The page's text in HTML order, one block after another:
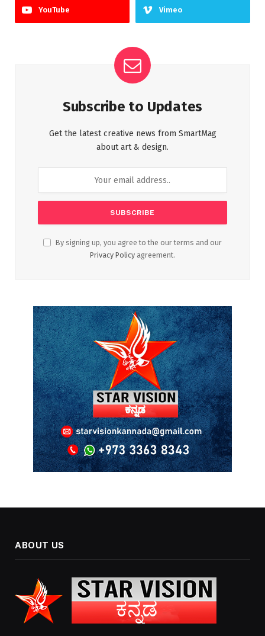
YouTube Vimeo
Subscribe to Updates
Get the latest creative news from SmartMag
about art & design.
By signing up, you agree to the our terms and our
Privacy Policy agreement.
ABOUT US